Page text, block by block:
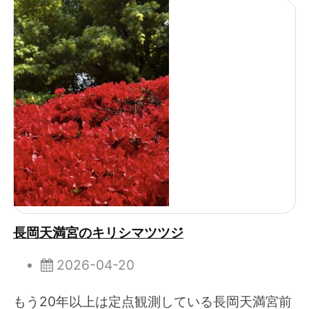
長岡天満宮のキリシマツツジ
2026-04-20
もう20年以上は定点観測している長岡天満宮前